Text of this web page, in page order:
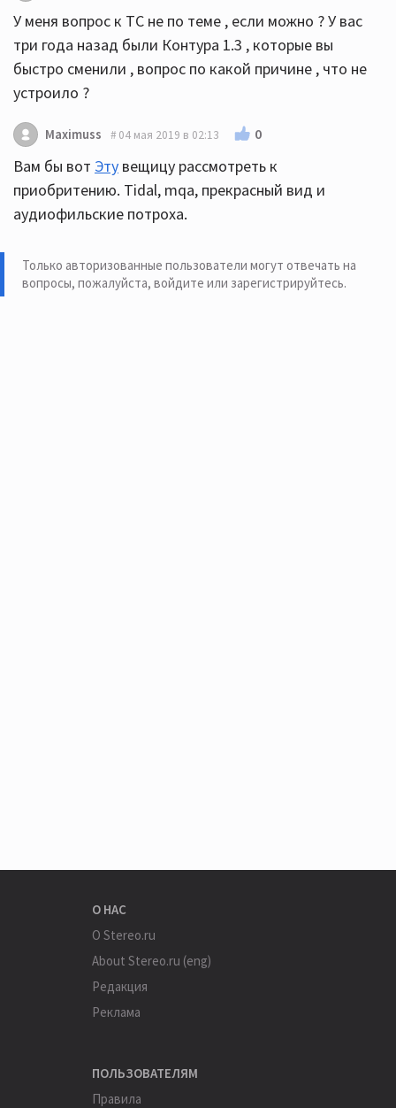
У меня вопрос к ТС не по теме , если можно ? У вас
три года назад были Контура 1.3 , которые вы
быстро сменили , вопрос по какой причине , что не
устроило ?
Maximuss 04 мая 2019 в 02:13 0
Вам бы вот Эту вещицу рассмотреть к
приобритению. Tidal, mqa, прекрасный вид и
аудиофильские потроха.
Только авторизованные пользователи могут отвечать на
вопросы, пожалуйста, войдите или зарегистрируйтесь.
О НАС
О Stereo.ru
About Stereo.ru (eng)
Редакция
Реклама
ПОЛЬЗОВАТЕЛЯМ
Правила